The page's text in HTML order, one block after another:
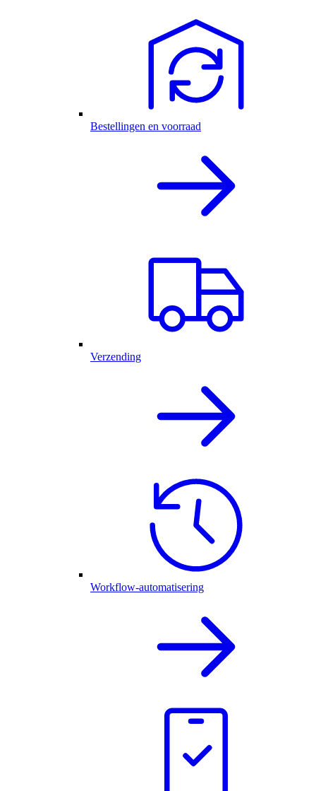
Bestellingen en voorraad
Verzending
Workflow-automatisering